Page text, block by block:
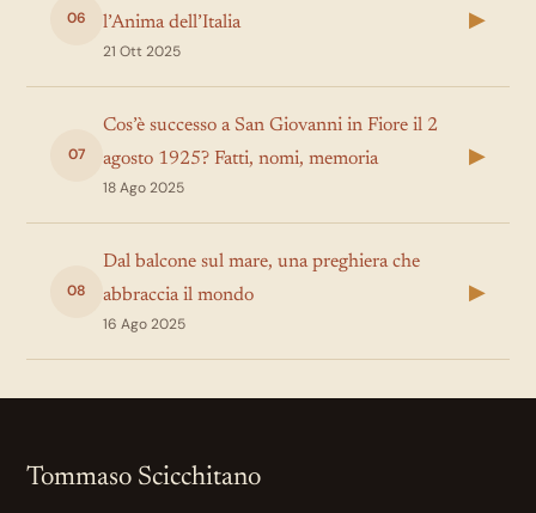
06
l’Anima dell’Italia
21 Ott 2025
▶
07
Cos’è successo a San Giovanni in Fiore il 2
agosto 1925? Fatti, nomi, memoria
18 Ago 2025
▶
08
Dal balcone sul mare, una preghiera che
abbraccia il mondo
16 Ago 2025
▶
Tommaso Scicchitano